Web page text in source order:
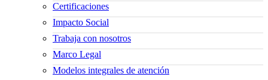
Certificaciones
Impacto Social
Trabaja con nosotros
Marco Legal
Modelos integrales de atención